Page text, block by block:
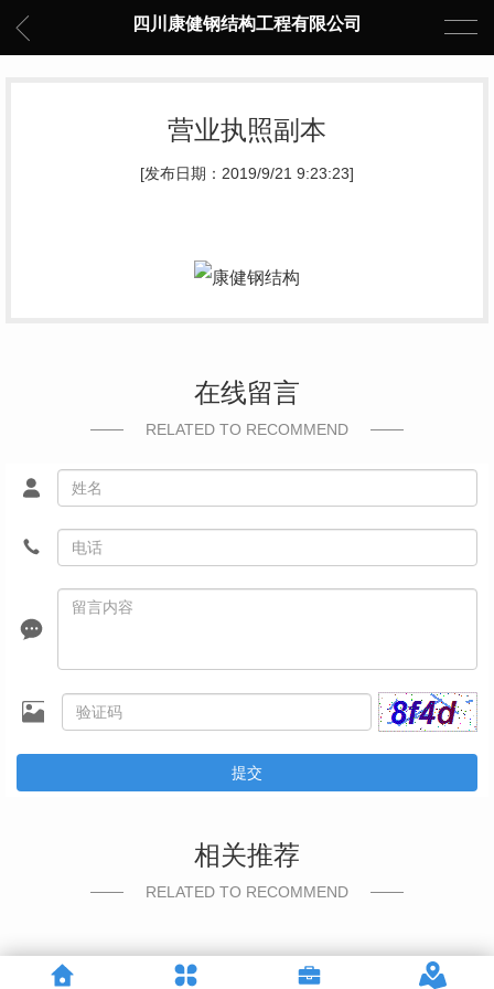
四川康健钢结构工程有限公司
营业执照副本
[发布日期：2019/9/21 9:23:23]
在线留言
RELATED TO RECOMMEND
提交
相关推荐
RELATED TO RECOMMEND